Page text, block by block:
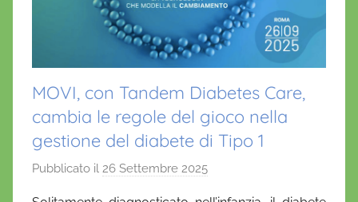
MOVI, con Tandem Diabetes Care,
cambia le regole del gioco nella
gestione del diabete di Tipo 1
Pubblicato il 26 Settembre 2025